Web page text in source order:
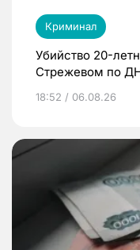
Криминал
Убийство 20-
Стрежевом по
18:52 / 06.08.26